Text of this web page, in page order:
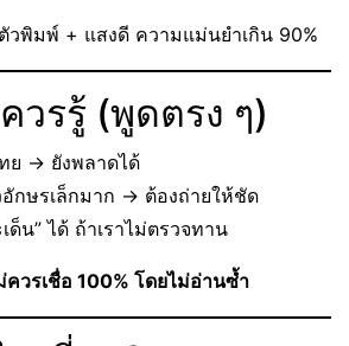
วพิมพ์ + แสงดี ความแม่นยำเกิน 90%
วรรู้ (พูดตรง ๆ)
ย → ยังพลาดได้
อักษรเล็กมาก → ต้องถ่ายให้ชัด
ด็น” ได้ ถ้าเราไม่ตรวจทาน
ควรเชื่อ 100% โดยไม่อ่านซ้ำ